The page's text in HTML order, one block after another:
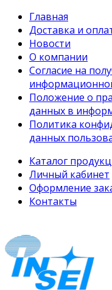
Главная
Доставка и
Новости
О компании
Согласие на
Положение о
данных в
Политика
данных
Каталог
Личный кабинет
Оформление
Контакты